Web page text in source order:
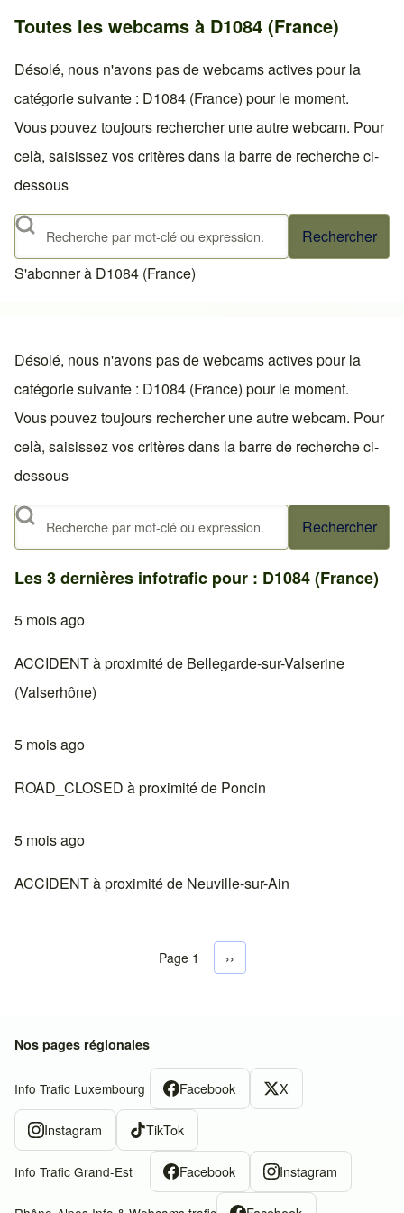
Toutes les webcams à D1084 (France)
Désolé, nous n'avons pas de webcams actives pour la
catégorie suivante : D1084 (France) pour le moment.
Vous pouvez toujours rechercher une autre webcam. Pour
celà, saisissez vos critères dans la barre de recherche ci-
dessous
Rechercher
S'abonner à D1084 (France)
Désolé, nous n'avons pas de webcams actives pour la
catégorie suivante : D1084 (France) pour le moment.
Vous pouvez toujours rechercher une autre webcam. Pour
celà, saisissez vos critères dans la barre de recherche ci-
dessous
Rechercher
Les 3 dernières infotrafic pour : D1084 (France)
5 mois ago
ACCIDENT à proximité de Bellegarde-sur-Valserine
(Valserhône)
5 mois ago
ROAD_CLOSED à proximité de Poncin
5 mois ago
ACCIDENT à proximité de Neuville-sur-Ain
Pagination
Page 1 Next page
››
Nos pages régionales
Info Trafic Luxembourg Facebook X
Instagram TikTok
Info Trafic Grand-Est Facebook Instagram